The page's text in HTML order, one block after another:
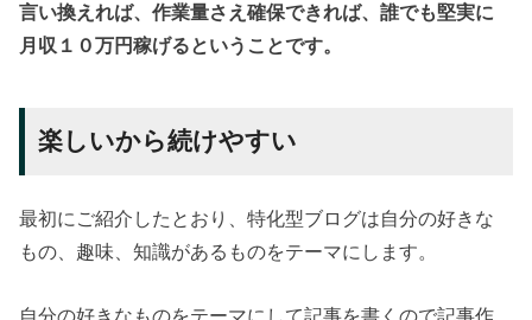
言い換えれば、作業量さえ確保できれば、誰でも堅実に
月収１０万円稼げるということです。
楽しいから続けやすい
最初にご紹介したとおり、特化型ブログは自分の好きな
もの、趣味、知識があるものをテーマにします。
自分の好きなものをテーマにして記事を書くので記事作